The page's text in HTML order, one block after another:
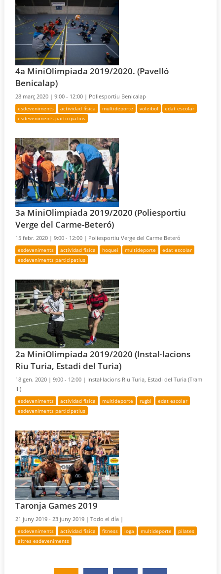
4a MiniOlimpiada 2019/2020. (Pavelló
Benicalap)
28 març 2020 |9:00 - 12:00 | Poliesportiu Benicalap
esdeveniments actividad física multideporte voleibol
edat escolar
esdeveniments participatius
3a MiniOlimpiada 2019/2020 (Poliesportiu
Verge del Carme-Beteró)
15 febr. 2020 |9:00 - 12:00 | Poliesportiu Verge del Carme Beteró
esdeveniments actividad física hoquei multideporte
edat escolar
esdeveniments participatius
2a MiniOlimpiada 2019/2020 (Instal·lacions
Riu Turia, Estadi del Turia)
18 gen. 2020 |9:00 - 12:00 | Instal·lacions Riu Turia, Estadi del Turia (Tram
III)
esdeveniments actividad física multideporte rugbi
edat escolar
esdeveniments participatius
Taronja Games 2019
21 juny 2019 - 23 juny 2019 |Todo el día |
esdeveniments actividad física fitness ioga multideporte
pilates
altres esdeveniments